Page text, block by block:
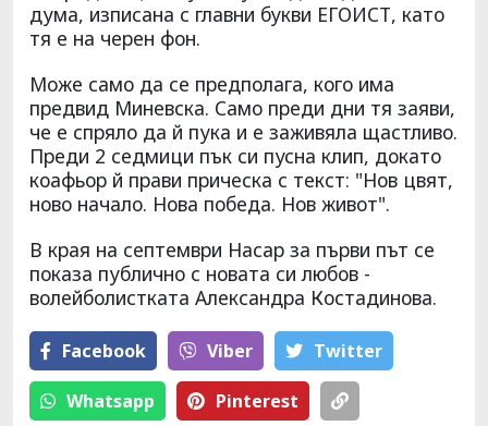
дума, изписана с главни букви ЕГОИСТ, като
тя е на черен фон.
Може само да се предполага, кого има
предвид Миневска. Само преди дни тя заяви,
че е спряло да й пука и е заживяла щастливо.
Преди 2 седмици пък си пусна клип, докато
коафьор й прави прическа с текст: "Нов цвят,
ново начало. Нова победа. Нов живот".
В края на септември Насар за първи път се
показа публично с новата си любов -
волейболистката Александра Костадинова.
Facebook Viber Тwitter
Whatsapp Pinterest